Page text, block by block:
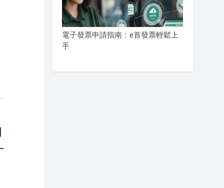
電子發票申請指南：e首發票輕鬆上
手